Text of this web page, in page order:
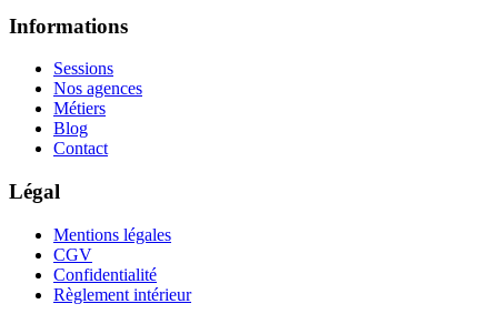
Informations
Sessions
Nos agences
Métiers
Blog
Contact
Légal
Mentions légales
CGV
Confidentialité
Règlement intérieur